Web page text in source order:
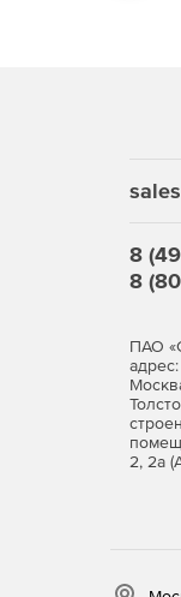
8
8
ПАО
адрес:
2, 2а